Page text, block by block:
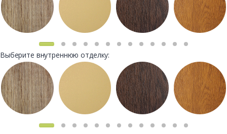
Выберите внутреннюю отделку: